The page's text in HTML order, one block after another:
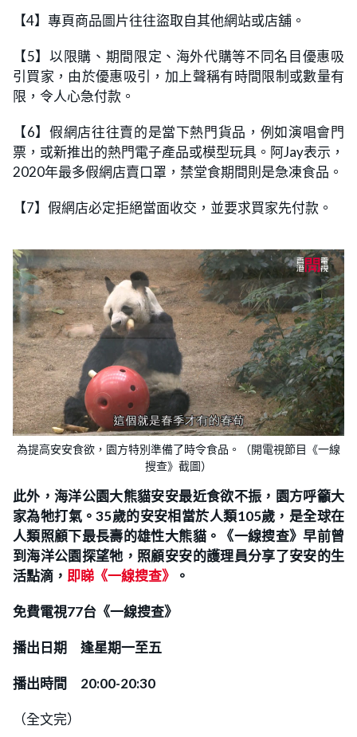
【4】專頁商品圖片往往盜取自其他網站或店舖。
【5】以限購、期間限定、海外代購等不同名目優惠吸
引買家，由於優惠吸引，加上聲稱有時間限制或數量有
限，令人心急付款。
【6】假網店往往賣的是當下熱門貨品，例如演唱會門
票，或新推出的熱門電子產品或模型玩具。阿Jay表示，
2020年最多假網店賣口罩，禁堂食期間則是急凍食品。
【7】假網店必定拒絕當面收交，並要求買家先付款。
為提高安安食欲，園方特別準備了時令食品。（開電視節目《一線
搜查》截圖）
此外，海洋公園大熊貓安安最近食欲不振，園方呼籲大
家為牠打氣。35歲的安安相當於人類105歲，是全球在
人類照顧下最長壽的雄性大熊貓。《一線搜查》早前曾
到海洋公園探望牠，照顧安安的護理員分享了安安的生
活點滴， 即睇《一線搜查》 。
免費電視77台《一線搜查》
播出日期 逢星期一至五
播出時間 20:00-20:30
（全文完）